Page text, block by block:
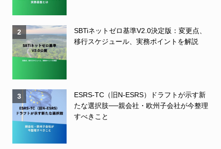
2
SBTiネットゼロ基準V2.0決定版：変更点、
移行スケジュール、実務ポイントを解説
3
ESRS-TC（旧N-ESRS）ドラフトが示す新
たな選択肢──親会社・欧州子会社が今整理
すべきこと